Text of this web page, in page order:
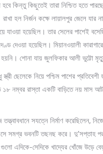
হবে কিন্তু কিছুতেই তারা নিশ্চিত হতে
হল নির্জন কক্ষে লায়ালপুর জেলে
যাওয়া হয়েছিল। তার সেলের
দেওয়া হয়েছিল। মিয়ানওয়ালী
শোনা যায় জুলফিকার আলী ভুট্টো
স্ত্রী ছেলেকে নিয়ে পশ্চিম পাশের
১৮ নম্বর রাস্তা একটি বাড়িতে নয়
তত্ত্বাবধানে সযত্নে নির্মাণ করেছিলেন,
সমগ্র ভবনটি তছনছ করে। দু’সপ্তাহ
গুলো এদিকে-সেদিকে খাদ্যের খোঁজে উড়ে